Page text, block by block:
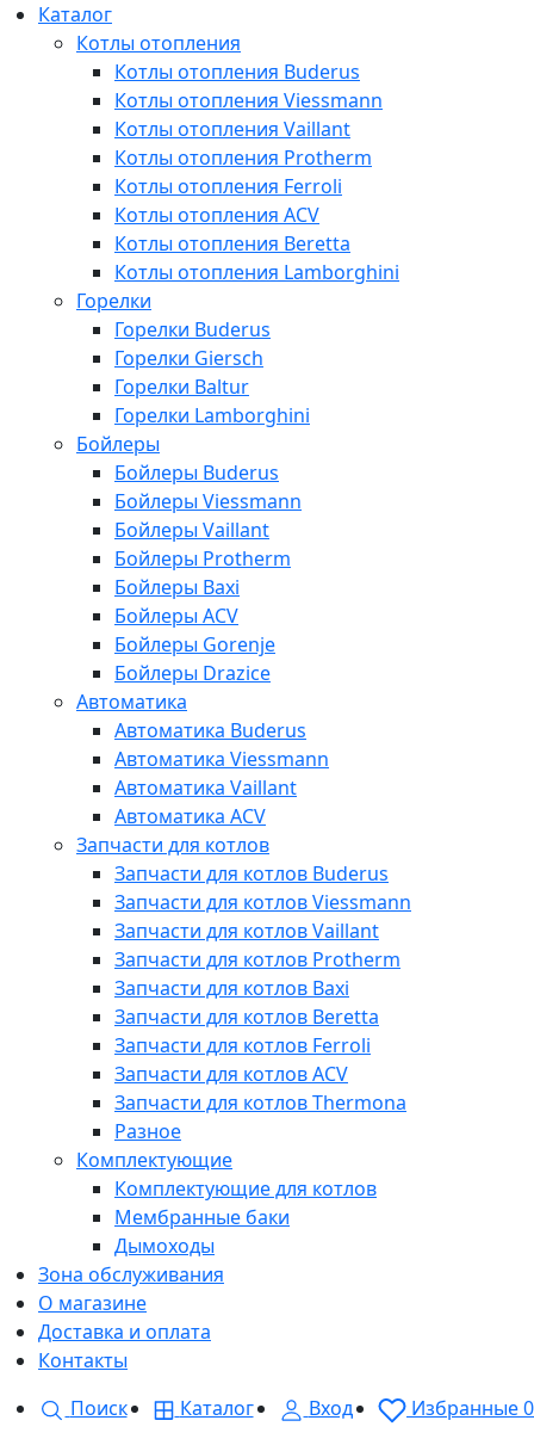
Каталог
Котлы отопления
Котлы отопления Buderus
Котлы отопления Viessmann
Котлы отопления Vaillant
Котлы отопления Protherm
Котлы отопления Ferroli
Котлы отопления ACV
Котлы отопления Beretta
Котлы отопления Lamborghini
Горелки
Горелки Buderus
Горелки Giersch
Горелки Baltur
Горелки Lamborghini
Бойлеры
Бойлеры Buderus
Бойлеры Viessmann
Бойлеры Vaillant
Бойлеры Protherm
Бойлеры Baxi
Бойлеры ACV
Бойлеры Gorenje
Бойлеры Drazice
Автоматика
Автоматика Buderus
Автоматика Viessmann
Автоматика Vaillant
Автоматика ACV
Запчасти для котлов
Запчасти для котлов Buderus
Запчасти для котлов Viessmann
Запчасти для котлов Vaillant
Запчасти для котлов Protherm
Запчасти для котлов Baxi
Запчасти для котлов Beretta
Запчасти для котлов Ferroli
Запчасти для котлов ACV
Запчасти для котлов Thermona
Разное
Комплектующие
Комплектующие для котлов
Мембранные баки
Дымоходы
Зона обслуживания
О магазине
Доставка и оплата
Контакты
Поиск
Каталог Вход Избранные0